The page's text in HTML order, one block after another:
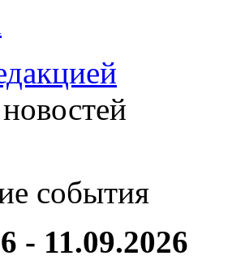
события
- 11.09.2026